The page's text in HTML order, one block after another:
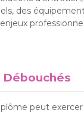
des
Débouchés
peut